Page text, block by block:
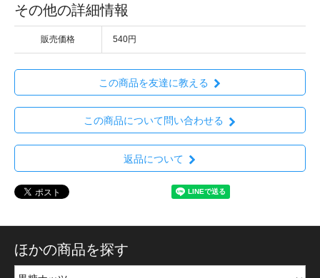
その他の詳細情報
販売価格 540円
この商品を友達に教える
この商品について問い合わせる
返品について
ほかの商品を探す